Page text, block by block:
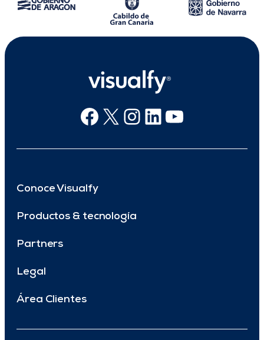
Facebook
X Instagram
Linkedin
Youtube
Conoce Visualfy
Productos & tecnología
Partners
Legal
Área Clientes